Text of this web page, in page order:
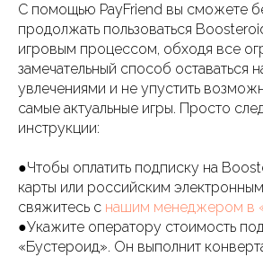
С помощью PayFriend вы сможете
продолжать пользоваться
игровым процессом, обходя все
замечательный способ оставаться
увлечениями и не упустить
самые актуальные игры. Просто
инструкции:
●Чтобы оплатить подписку на
карты или российским
свяжитесь с нашим менеджером в
●Укажите оператору стоимость
«Бустероид». Он выполнит